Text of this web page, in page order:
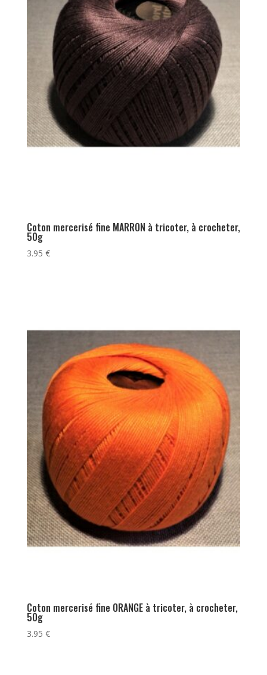
Coton mercerisé fine MARRON à tricoter, à crocheter,
50g
3.95 €
Coton mercerisé fine ORANGE à tricoter, à crocheter,
50g
3.95 €